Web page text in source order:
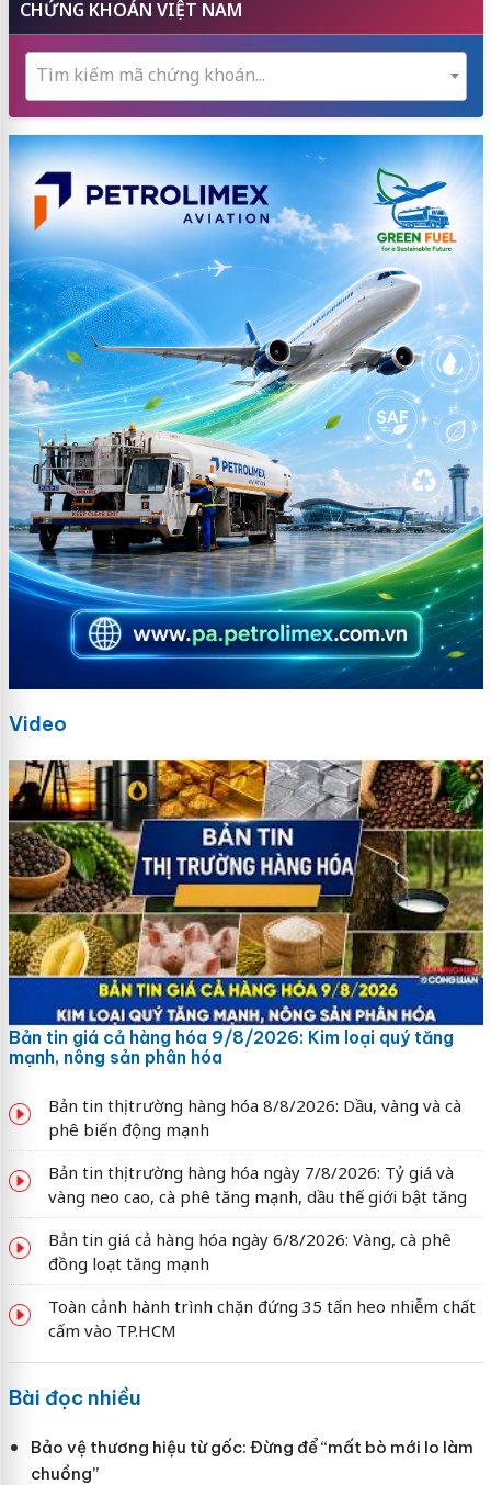
CHỨNG KHOÁN VIỆT NAM
Tìm kiếm mã chứng khoán...
Video
Bản tin giá cả hàng hóa 9/8/2026: Kim loại quý tăng
mạnh, nông sản phân hóa
Bản tin thị trường hàng hóa 8/8/2026: Dầu, vàng và cà
phê biến động mạnh
Bản tin thị trường hàng hóa ngày 7/8/2026: Tỷ giá và
vàng neo cao, cà phê tăng mạnh, dầu thế giới bật tăng
Bản tin giá cả hàng hóa ngày 6/8/2026: Vàng, cà phê
đồng loạt tăng mạnh
Toàn cảnh hành trình chặn đứng 35 tấn heo nhiễm chất
cấm vào TP.HCM
Bài đọc nhiều
Bảo vệ thương hiệu từ gốc: Đừng để “mất bò mới lo làm
chuồng”